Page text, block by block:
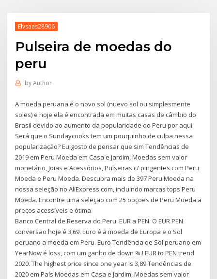
Elvsaas28906
Pulseira de moedas do
peru
byAuthor
A moeda peruana é o novo sol (nuevo sol ou simplesmente
soles) e hoje ela é encontrada em muitas casas de câmbio do
Brasil devido ao aumento da popularidade do Peru por aqui.
Será que o Sundaycooks tem um pouquinho de culpa nessa
popularização? Eu gosto de pensar que sim Tendências de
2019 em Peru Moeda em Casa e Jardim, Moedas sem valor
monetário, Joias e Acessórios, Pulseiras c/ pingentes com Peru
Moeda e Peru Moeda. Descubra mais de 397 Peru Moeda na
nossa seleção no AliExpress.com, incluindo marcas tops Peru
Moeda. Encontre uma seleção com 25 opções de Peru Moeda a
preços acessíveis e ótima
Banco Central de Reserva do Peru. EUR a PEN. O EUR PEN
conversão hoje é 3,69. Euro é a moeda de Europa e o Sol
peruano a moeda em Peru. Euro Tendência de Sol peruano em
YearNow é loss, com um ganho de down %.! EUR to PEN trend
2020. The highest price since one year is 3,89 Tendências de
2020 em País Moedas em Casa e Jardim, Moedas sem valor